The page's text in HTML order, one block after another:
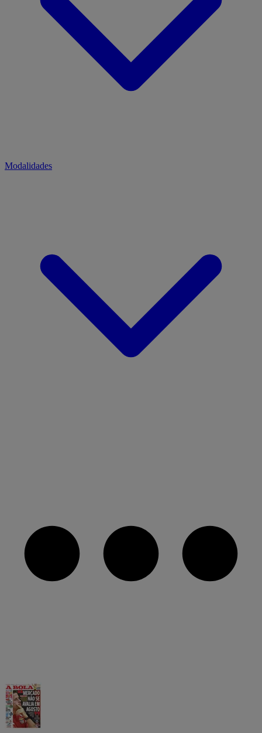
Modalidades